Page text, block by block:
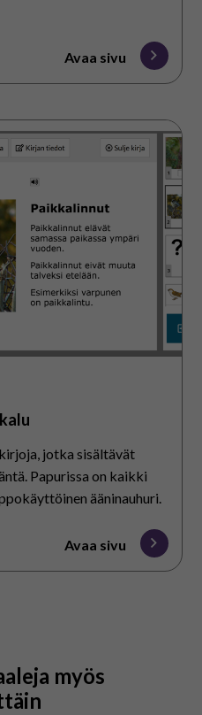
Avaa sivu
jotka sisältävät
Papurissa on kaikki
ääninauhuri.
Avaa sivu
myös